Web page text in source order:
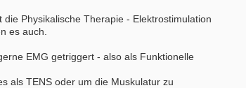
Physikalische Therapie - Elektrostimulation
es auch.
EMG getriggert - also als Funktionelle
als TENS oder um die Muskulatur zu